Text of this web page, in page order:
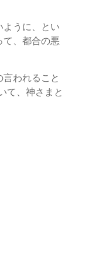
ように、とい
て、都合の悪
われること
て、神さまと